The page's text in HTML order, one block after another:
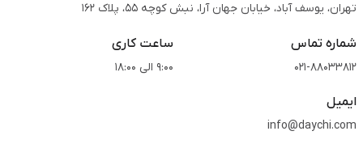
تهران، یوسف آباد، خیابان جهان آرا، نبش کوچه 55، پلاک 162
شماره تماس
021-88033812
ساعت کاری
9:00 الی 18:00
ایمیل
info@daychi.com